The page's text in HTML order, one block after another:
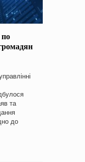
по
та
до